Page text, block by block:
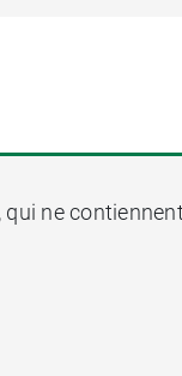
, qui ne